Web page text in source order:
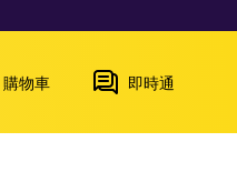
購物車 即時通